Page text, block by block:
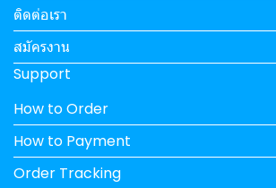
ติดต่อเรา
สมัครงาน
Support
How to Order
How to Payment
Order Tracking